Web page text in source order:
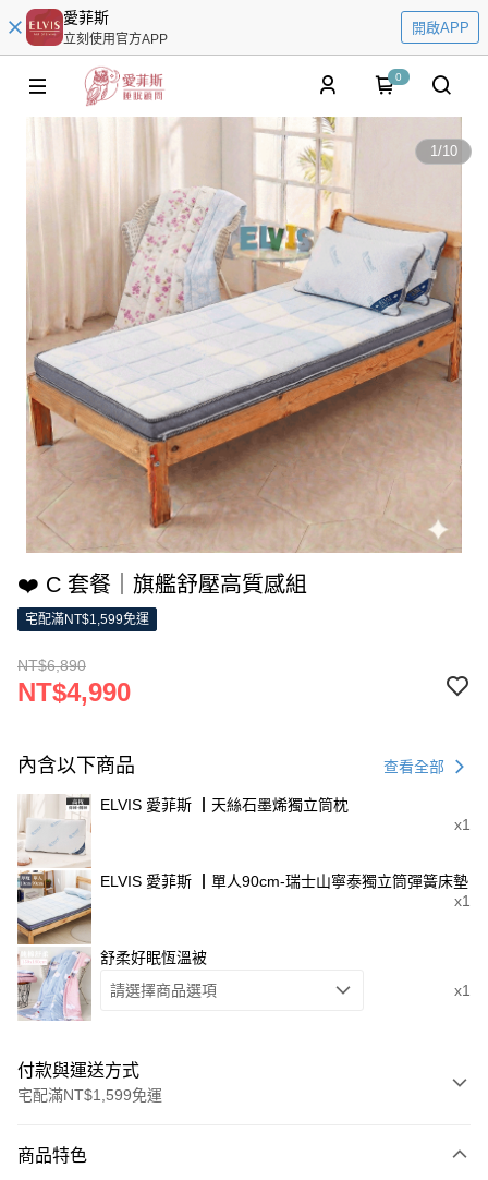
愛菲斯
立刻使用官方APP
開啟APP
0
1/10
❤️ C 套餐｜旗艦舒壓高質感組
宅配滿NT$1,599免運
NT$6,890
NT$4,990
內含以下商品 查看全部
ELVIS 愛菲斯 ┃天絲石墨烯獨立筒枕
x1
ELVIS 愛菲斯 ┃單人90cm-瑞士山寧泰獨立筒彈簧床墊
x1
舒柔好眠恆溫被
請選擇商品選項
x1
付款與運送方式
宅配滿NT$1,599免運
信用卡一次付款
商品特色